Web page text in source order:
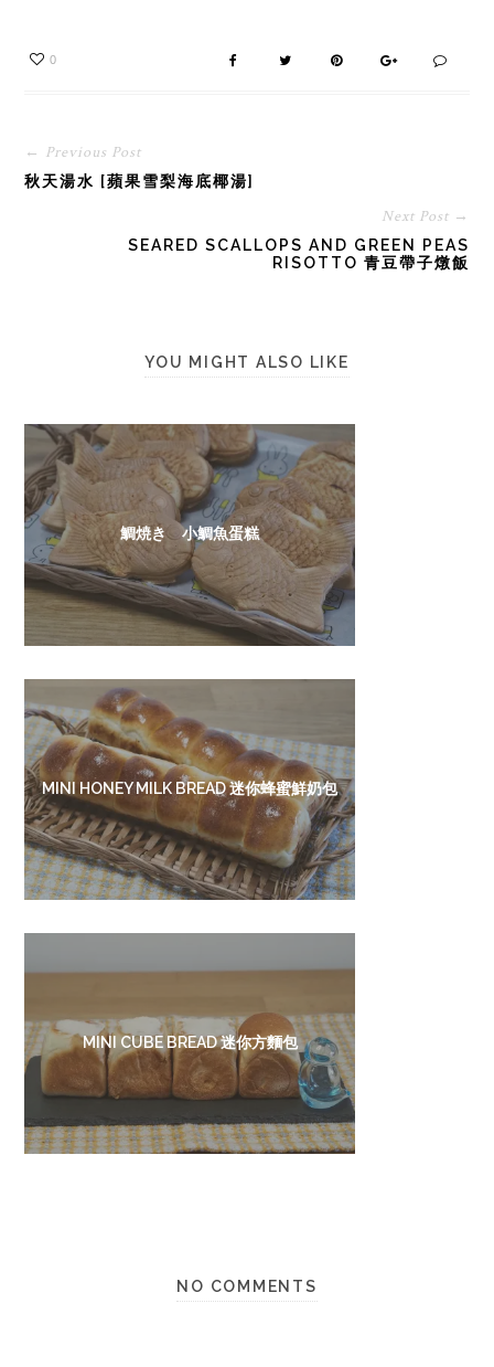
0
← Previous Post
秋天湯水 [蘋果雪梨海底椰湯]
Next Post →
SEARED SCALLOPS AND GREEN PEAS
RISOTTO 青豆帶子燉飯
YOU MIGHT ALSO LIKE
鯛焼き 小鯛魚蛋糕
MINI HONEY MILK BREAD 迷你蜂蜜鮮奶包
MINI CUBE BREAD 迷你方麵包
NO COMMENTS